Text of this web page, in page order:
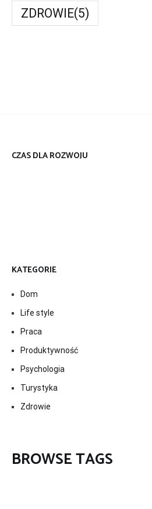
ZDROWIE(5)
CZAS DLA ROZWOJU
KATEGORIE
Dom
Life style
Praca
Produktywność
Psychologia
Turystyka
Zdrowie
BROWSE TAGS